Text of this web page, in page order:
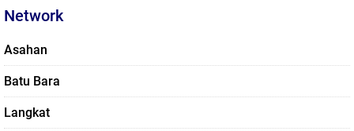
Network
Asahan
Batu Bara
Langkat